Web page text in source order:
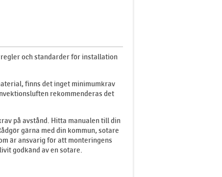
och standarder för installation
finns det inget minimumkrav
rekommenderas det
på avstånd. Hitta manualen till din
gärna med din kommun, sotare
är ansvarig för att monteringens
godkänd av en sotare.